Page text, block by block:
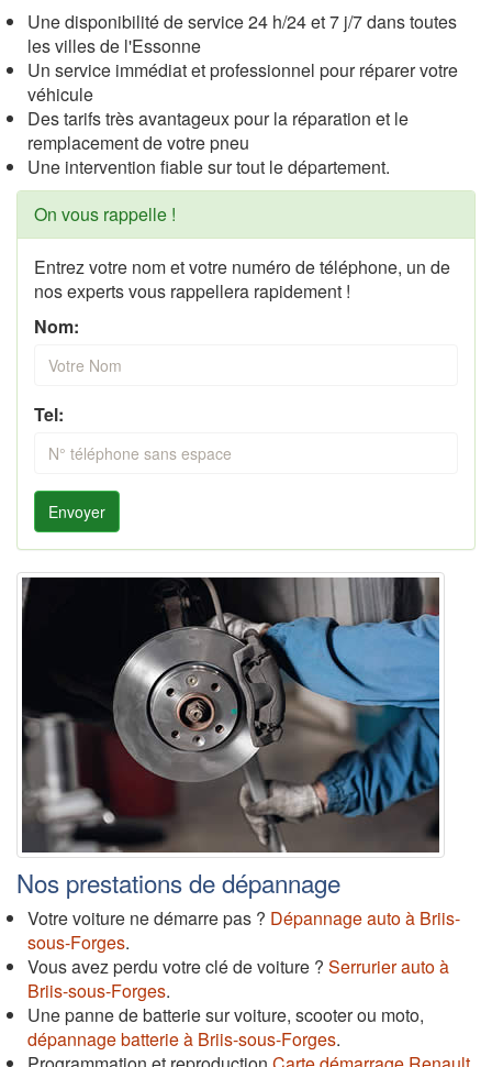
Une disponibilité de service 24 h/24 et 7 j/7 dans toutes
les villes de l'Essonne
Un service immédiat et professionnel pour réparer votre
véhicule
Des tarifs très avantageux pour la réparation et le
remplacement de votre pneu
Une intervention fiable sur tout le département.
On vous rappelle !
Entrez votre nom et votre numéro de téléphone, un de
nos experts vous rappellera rapidement !
Nom:
Tel:
Envoyer
Nos prestations de dépannage
Votre voiture ne démarre pas ? Dépannage auto à Briis-
sous-Forges.
Vous avez perdu votre clé de voiture ? Serrurier auto à
Briis-sous-Forges.
Une panne de batterie sur voiture, scooter ou moto,
dépannage batterie à Briis-sous-Forges.